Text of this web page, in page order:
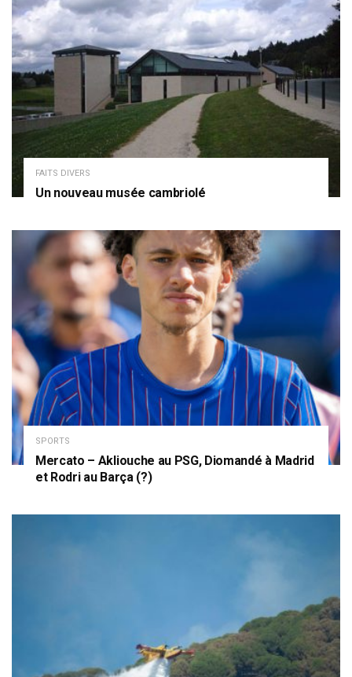
FAITS DIVERS
Un nouveau musée cambriolé
SPORTS
Mercato – Akliouche au PSG, Diomandé à Madrid
et Rodri au Barça (?)